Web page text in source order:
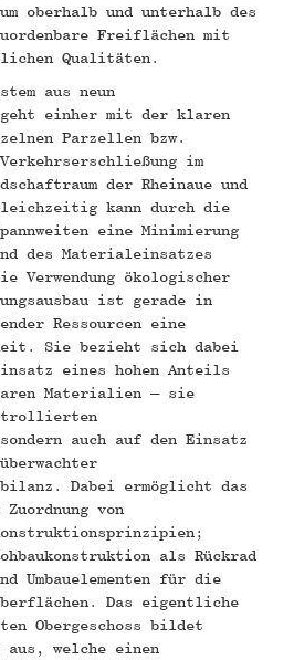
oberhalb und unterhalb des
Freiflächen mit
Qualitäten.
aus neun
einher mit der klaren
Parzellen bzw.
im
der Rheinaue und
kann durch die
eine Minimierung
des Materialeinsatzes
Verwendung ökologischer
ist gerade in
Ressourcen eine
Sie bezieht sich dabei
eines hohen Anteils
Materialien – sie
auch auf den Einsatz
Dabei ermöglicht das
von
als Rückrad
Umbauelementen für die
Das eigentliche
Obergeschoss bildet
welche einen